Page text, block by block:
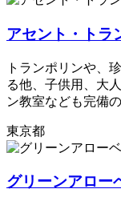
アセント・トラ
トランポリンや、
る他、子供用、大
ン教室なども完備
東京都
グリーンアロー